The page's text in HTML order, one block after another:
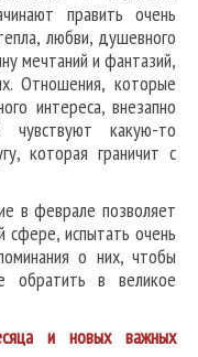
править очень
любви, душевного
мечтаний и фантазий,
Отношения, которые
интереса, внезапно
какую-то
которая граничит с
в феврале позволяет
сфере, испытать очень
о них, чтобы
обратить в великое
и новых важных